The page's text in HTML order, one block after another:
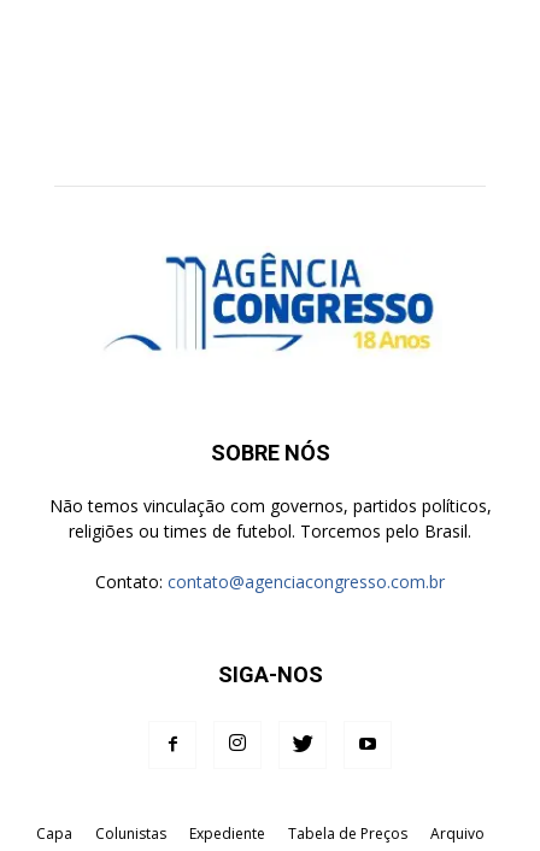
SOBRE NÓS
Não temos vinculação com governos, partidos políticos,
religiões ou times de futebol. Torcemos pelo Brasil.
Contato: contato@agenciacongresso.com.br
SIGA-NOS
Capa Colunistas Expediente Tabela de Preços
Arquivo